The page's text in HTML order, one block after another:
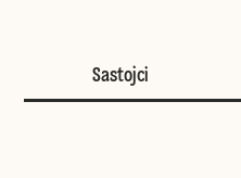
Sastojci